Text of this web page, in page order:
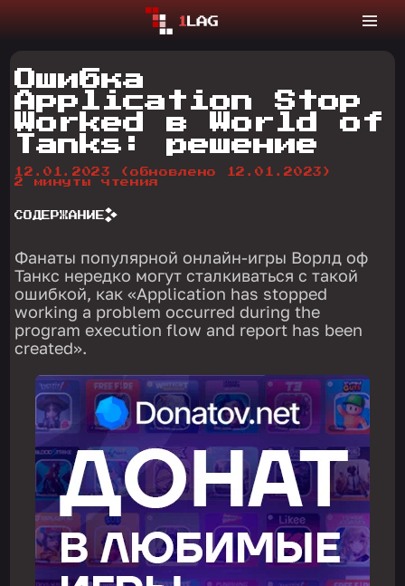
Ошибка
Application Stop
Worked в World of
Tanks: решение
12.01.2023
(обновлено 12.01.2023)
2 минуты чтения
СОДЕРЖАНИЕ
Фанаты популярной онлайн-игры Ворлд оф
Танкс нередко могут сталкиваться с такой
ошибкой, как «Application has stopped
working a problem occurred during the
program execution flow and report has been
created».